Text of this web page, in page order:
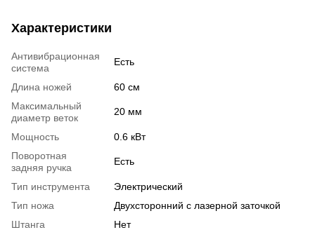
Характеристики
Антивибрационная
система
Есть
Длина ножей
60 см
Максимальный
диаметр веток
20 мм
Мощность
0.6 кВт
Поворотная
задняя ручка
Есть
Тип инструмента
Электрический
Тип ножа
Двухсторонний с лазерной заточкой
Штанга
Нет